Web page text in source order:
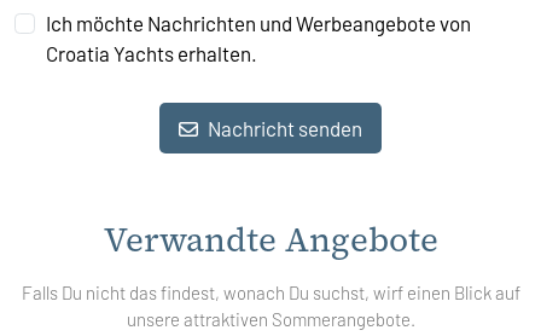
Ich möchte Nachrichten und Werbeangebote von
Croatia Yachts erhalten.
Nachricht senden
Verwandte Angebote
Falls Du nicht das findest, wonach Du suchst, wirf einen Blick auf
unsere attraktiven Sommerangebote.